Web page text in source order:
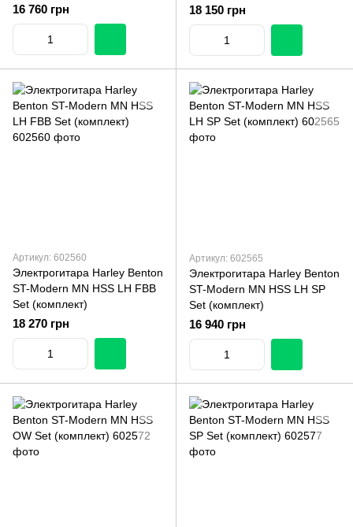
16 760 грн 18 150 грн
Артикул: 602560
Электрогитара Harley Benton
ST-Modern MN HSS LH FBB
Set (комплект)
18 270 грн
Артикул: 602565
Электрогитара Harley Benton
ST-Modern MN HSS LH SP
Set (комплект)
16 940 грн